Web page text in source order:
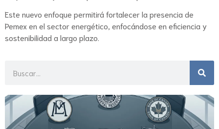
Este nuevo enfoque permitirá fortalecer la presencia de
Pemex en el sector energético, enfocándose en eficiencia y
sostenibilidad a largo plazo.